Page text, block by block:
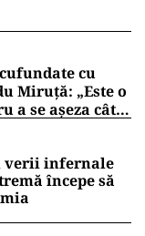
cu
Miruță: „Este o
a se așeza cât
verii infernale
începe să